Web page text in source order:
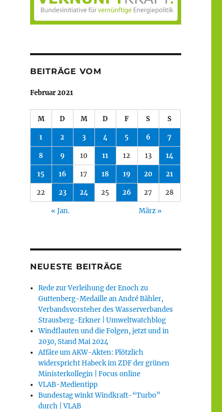
BEITRÄGE VOM
Februar 2021
M D M D F S S
1 2 3 4 5 6 7
8 9 10 11 12 13 14
15 16 17 18 19 20 21
22 23 24 25 26 27 28
« Jan. März »
NEUESTE BEITRÄGE
Rede zur Verleihung der Enoch zu
Guttenberg-Medaille an André Bähler,
Verbandsvorsteher des Wasserverbandes
Strausberg-Erkner | Umweltwatchblog
Windflauten und die Folgen, jetzt und in
2030, Stand Mai 2024
Affäre um AKW-Akten: Plötzlich
widerspricht Habeck im ZDF der grünen
Ministerkollegin | Focus online
VLAB-Medientipp
Bundestag winkt Windkraft-“Turbo”
durch | VLAB